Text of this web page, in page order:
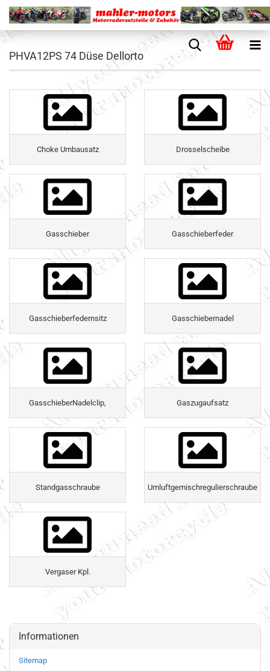
PHVA12PS 74 Düse Dellorto
Choke Umbausatz Drosselscheibe
Gasschieber Gasschieberfeder
Gasschieberfedernsitz Gasschiebernadel
GasschieberNadelclip, Gaszugaufsatz
Standgasschraube Umluftgemischregulierschraube
Vergaser Kpl.
Informationen
Sitemap